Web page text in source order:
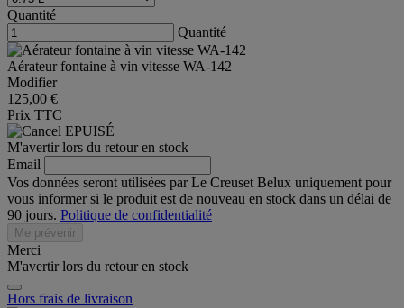
Quantité
Quantité
Aérateur fontaine à vin vitesse WA-142
Modifier
125,00 €
Prix TTC
EPUISÉ
M'avertir lors du retour en stock
Email
Vos données seront utilisées par Le Creuset Belux uniquement pour
vous informer si le produit est de nouveau en stock dans un délai de
90 jours. Politique de confidentialité
Me prévenir
Merci
M'avertir lors du retour en stock
Hors frais de livraison